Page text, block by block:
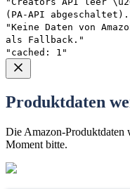
(PA-API
"Keine Daten von
als Fallback."
"cached: 1"
Produktdaten
Die Amazon-Produktdaten
Moment bitte.